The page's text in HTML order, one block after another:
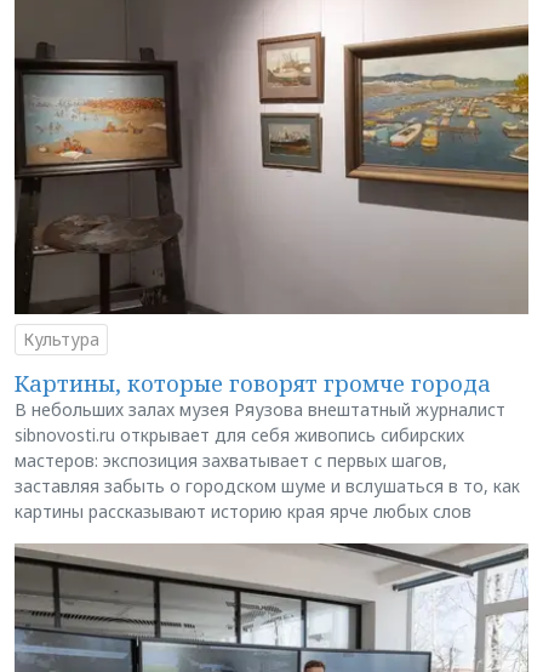
Культура
Картины, которые говорят громче города
В небольших залах музея Ряузова внештатный журналист
sibnovosti.ru открывает для себя живопись сибирских
мастеров: экспозиция захватывает с первых шагов,
заставляя забыть о городском шуме и вслушаться в то, как
картины рассказывают историю края ярче любых слов